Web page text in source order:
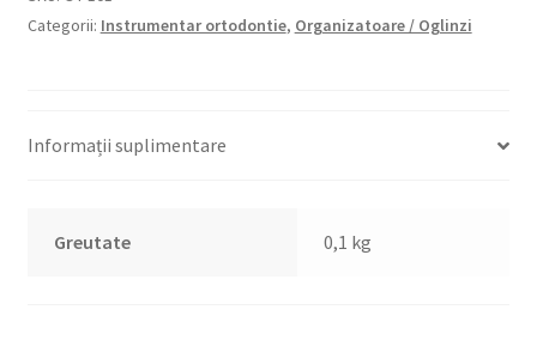
Categorii: Instrumentar ortodontie, Organizatoare / Oglinzi
Informații suplimentare
Greutate 0,1 kg